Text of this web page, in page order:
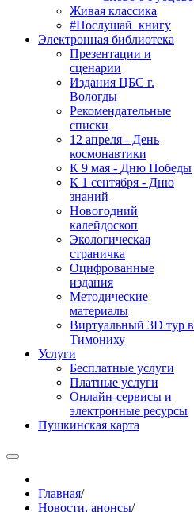
Живая классика
#Послушай_книгу
Электронная библиотека
Презентации и
сценарии
Издания ЦБС г.
Вологды
Рекомендательные
списки
12 апреля - День
космонавтики
К 9 мая - Дню Победы
К 1 сентября - Дню
знаний
Новогодний
калейдоскоп
Экологическая
страничка
Оцифрованные
издания
Методические
материалы
Виртуальный 3D тур в
Тимониху
Услуги
Бесплатные услуги
Платные услуги
Онлайн-сервисы и
электронные ресурсы
Пушкинская карта
Главная/
Новости, анонсы/